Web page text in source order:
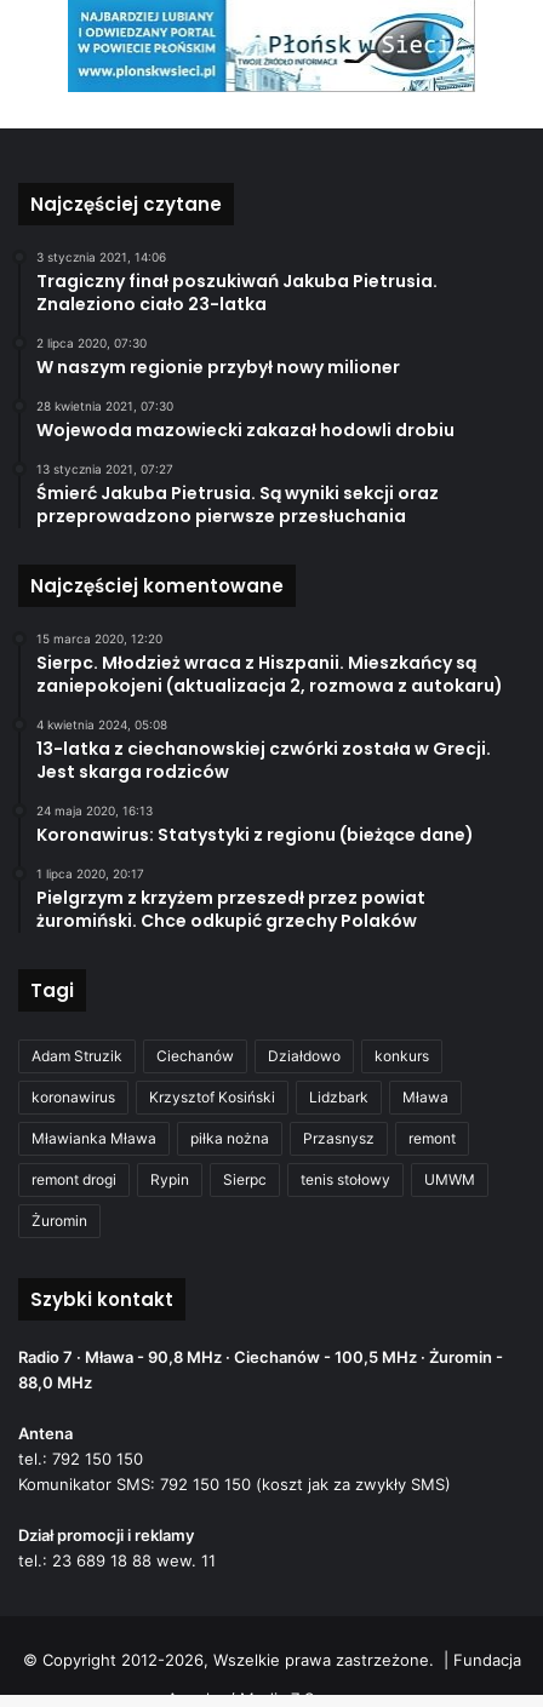
Najczęściej czytane
3 stycznia 2021, 14:06
Tragiczny finał poszukiwań Jakuba Pietrusia.
Znaleziono ciało 23-latka
2 lipca 2020, 07:30
W naszym regionie przybył nowy milioner
28 kwietnia 2021, 07:30
Wojewoda mazowiecki zakazał hodowli drobiu
13 stycznia 2021, 07:27
Śmierć Jakuba Pietrusia. Są wyniki sekcji oraz
przeprowadzono pierwsze przesłuchania
Najczęściej komentowane
15 marca 2020, 12:20
Sierpc. Młodzież wraca z Hiszpanii. Mieszkańcy są
zaniepokojeni (aktualizacja 2, rozmowa z autokaru)
4 kwietnia 2024, 05:08
13-latka z ciechanowskiej czwórki została w Grecji.
Jest skarga rodziców
24 maja 2020, 16:13
Koronawirus: Statystyki z regionu (bieżące dane)
1 lipca 2020, 20:17
Pielgrzym z krzyżem przeszedł przez powiat
żuromiński. Chce odkupić grzechy Polaków
Tagi
Adam Struzik Ciechanów Działdowo konkurs
koronawirus Krzysztof Kosiński Lidzbark Mława
Mławianka Mława piłka nożna Przasnysz remont
remont drogi Rypin Sierpc tenis stołowy UMWM
Żuromin
Szybki kontakt
Radio 7 · Mława - 90,8 MHz · Ciechanów - 100,5 MHz · Żuromin -
88,0 MHz
Antena
tel.: 792 150 150
Komunikator SMS: 792 150 150 (koszt jak za zwykły SMS)
Dział promocji i reklamy
tel.: 23 689 18 88 wew. 11
© Copyright 2012-2026, Wszelkie prawa zastrzeżone. | Fundacja
Ananke / Media 7 Sp. z o.o.